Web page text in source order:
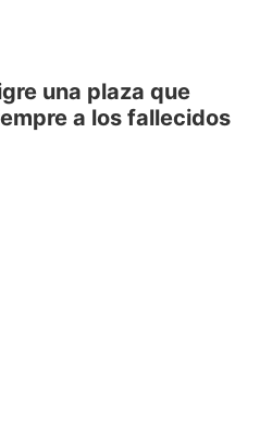
una plaza que
a los fallecidos